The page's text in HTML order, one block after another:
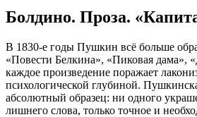
Болдино. Проза.
В 1830-е годы Пушкин всё больше
«Повести Белкина», «Пиковая дама»,
каждое произведение поражает
психологической глубиной.
абсолютный образец: ни одного
лишнего слова, только точное и